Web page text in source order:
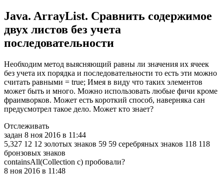
Java. ArrayList. Сравнить содержимое
двух листов без учета
последовательности
Необходим метод выясняющий равны ли значения их ячеек
без учета их порядка и последовательности то есть эти можно
считать равными = true; Имея в виду что таких элементов
может быть и много. Можно использовать любые фичи кроме
фраимворков. Может есть короткий способ, наверняка сан
предусмотрел такое дело. Может кто знает?
Отслеживать
задан 8 ноя 2016 в 11:44
5,327 12 12 золотых знаков 59 59 серебряных знаков 118 118
бронзовых знаков
containsAll(Collection c) пробовали?
8 ноя 2016 в 11:48